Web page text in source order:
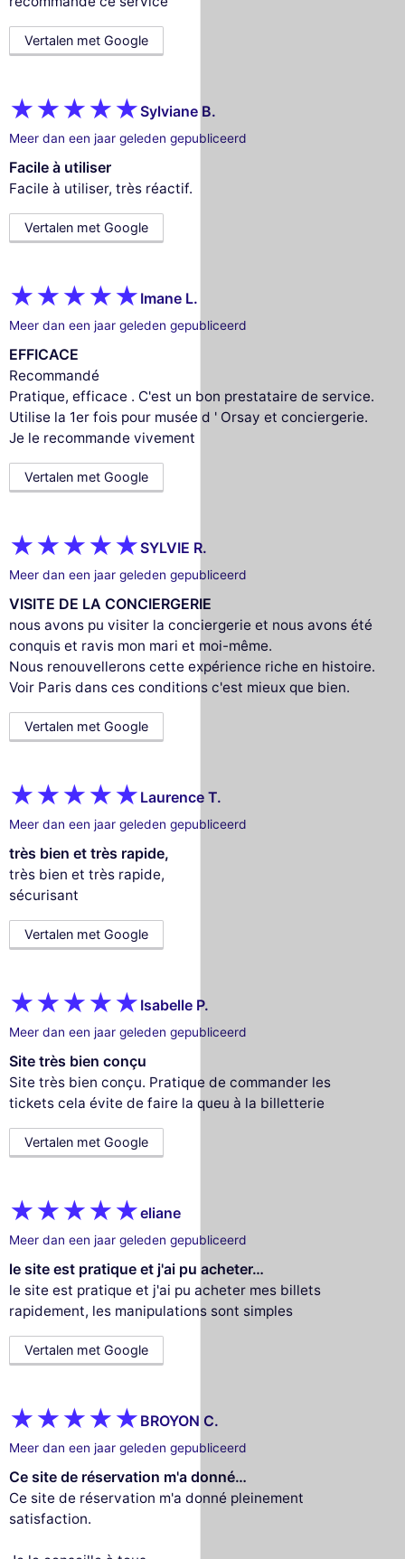
Vertalen met Google
Sylviane B.
Meer dan een jaar geleden gepubliceerd
Facile à utiliser
Facile à utiliser, très réactif.
Vertalen met Google
Imane L.
Meer dan een jaar geleden gepubliceerd
EFFICACE
Recommandé
Pratique, efficace . C'est un bon prestataire de service.
Utilise la 1er fois pour musée d ' Orsay et conciergerie.
Je le recommande vivement
Vertalen met Google
SYLVIE R.
Meer dan een jaar geleden gepubliceerd
VISITE DE LA CONCIERGERIE
nous avons pu visiter la conciergerie et nous avons été
conquis et ravis mon mari et moi-même.
Nous renouvellerons cette expérience riche en histoire.
Voir Paris dans ces conditions c'est mieux que bien.
Vertalen met Google
Laurence T.
Meer dan een jaar geleden gepubliceerd
très bien et très rapide,
très bien et très rapide,
sécurisant
Vertalen met Google
Isabelle P.
Meer dan een jaar geleden gepubliceerd
Site très bien conçu
Site très bien conçu. Pratique de commander les
tickets cela évite de faire la queu à la billetterie
Vertalen met Google
eliane
Meer dan een jaar geleden gepubliceerd
le site est pratique et j'ai pu acheter…
le site est pratique et j'ai pu acheter mes billets
rapidement, les manipulations sont simples
Vertalen met Google
BROYON C.
Meer dan een jaar geleden gepubliceerd
Ce site de réservation m'a donné…
Ce site de réservation m'a donné pleinement
satisfaction.